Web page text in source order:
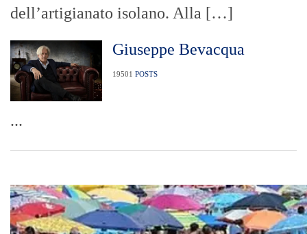
dell’artigianato isolano. Alla […]
Giuseppe Bevacqua
19501 POSTS
...